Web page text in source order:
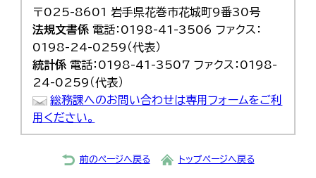
〒025-8601 岩手県花巻市花城町9番30号
法規文書係 電話：0198-41-3506 ファクス：
0198-24-0259（代表）
統計係 電話：0198-41-3507 ファクス：0198-
24-0259（代表）
総務課へのお問い合わせは専用フォームをご利
用ください。
前のページへ戻る トップページへ戻る